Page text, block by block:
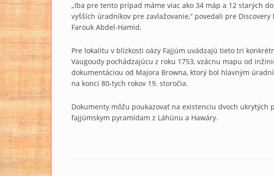
„Iba pre tento prípad máme viac ako 34 máp a 12 starých
vyšších úradníkov pre zavlažovanie,“ povedali pre
Farouk Abdel-Hamid.
Pre lokalitu v blízkosti oázy Fajjúm uvádzajú tieto tri
Vaugoudy pochádzajúcu z roku 1753, vzácnu mapu od
dokumentáciou od Majora Browna, ktorý bol hlavným
na konci 80-tych rokov 19. storočia.
Dokumenty môžu poukazovať na existenciu dvoch
fajjúmskym pyramídam z Láhúnu a Hawáry.